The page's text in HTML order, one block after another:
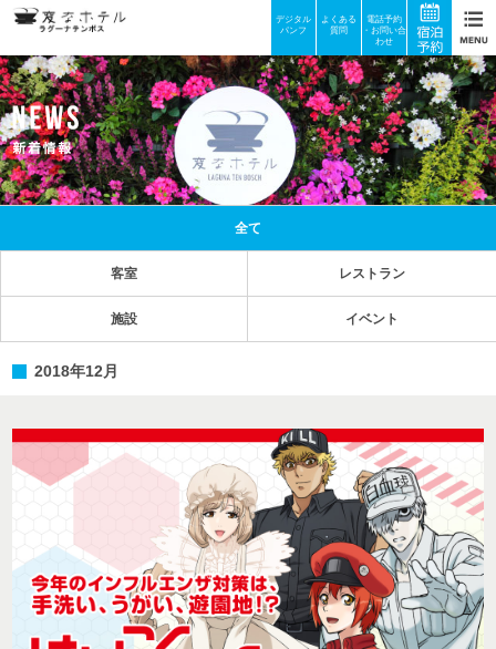
よくある
質問
電話予約
・お問い合
わせ
デジタル
パンフ
全て
客室 レストラン
施設 イベント
2018年12月